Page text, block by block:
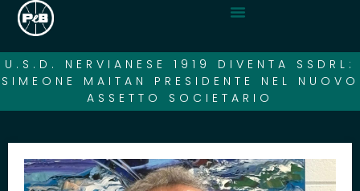
U.S.D. NERVIANESE 1919 DIVENTA SSDRL:
SIMEONE MAITAN PRESIDENTE NEL NUOVO
ASSETTO SOCIETARIO